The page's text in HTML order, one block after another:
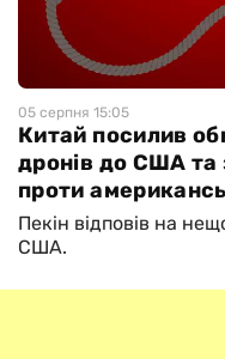
05 серпня 15:05
Китай посилив
дронів до США та
проти
Пекін відповів на
США.